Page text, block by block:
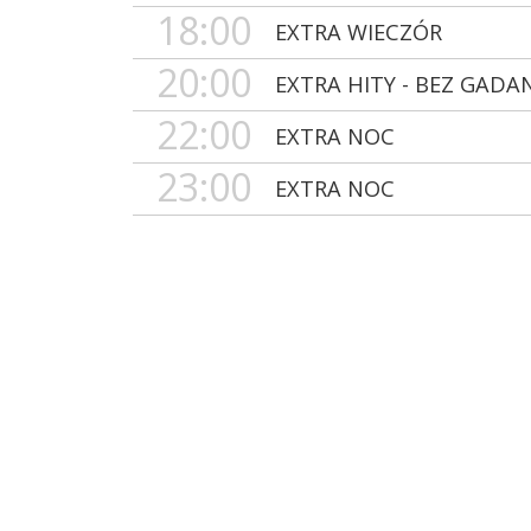
18:00
EXTRA WIECZÓR
20:00 EXTRA HITY - BEZ
22:00 EXTRA NOC
23:00 EXTRA NOC